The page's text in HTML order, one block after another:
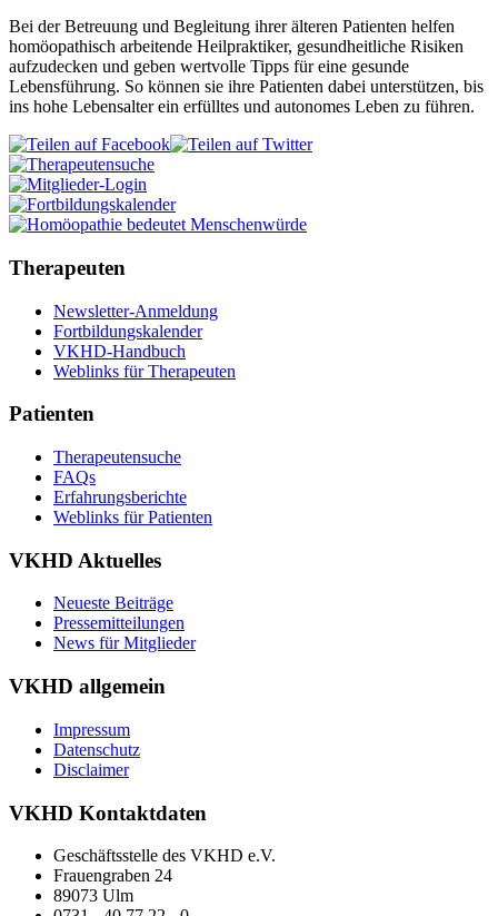
Bei der Betreuung und Begleitung ihrer älteren Patienten helfen
homöopathisch arbeitende Heilpraktiker, gesundheitliche Risiken
aufzudecken und geben wertvolle Tipps für eine gesunde
Lebensführung. So können sie ihre Patienten dabei unterstützen, bis
ins hohe Lebensalter ein erfülltes und autonomes Leben zu führen.
Therapeuten
Newsletter-Anmeldung
Fortbildungskalender
VKHD-Handbuch
Weblinks für Therapeuten
Patienten
Therapeutensuche
FAQs
Erfahrungsberichte
Weblinks für Patienten
VKHD Aktuelles
Neueste Beiträge
Pressemitteilungen
News für Mitglieder
VKHD allgemein
Impressum
Datenschutz
Disclaimer
VKHD Kontaktdaten
Geschäftsstelle des VKHD e.V.
Frauengraben 24
89073 Ulm